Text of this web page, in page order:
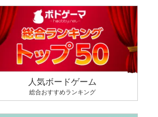
人気ボードゲーム
総合おすすめランキング